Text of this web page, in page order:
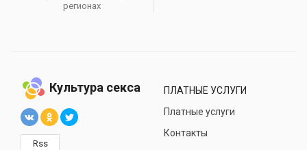
регионах
Культура секса
Rss
ПЛАТНЫЕ УСЛУГИ
Платные услуги
Контакты